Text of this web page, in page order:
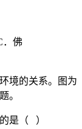
佛
境的关系。图为
。
是（ ）